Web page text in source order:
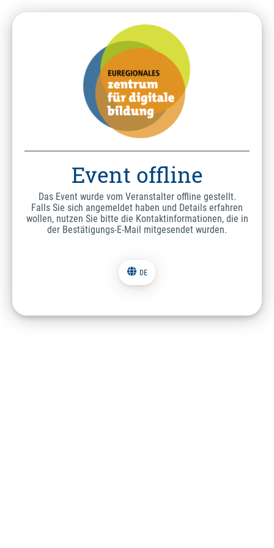
Event offline
Das Event wurde vom Veranstalter offline gestellt.
Falls Sie sich angemeldet haben und Details erfahren
wollen, nutzen Sie bitte die Kontaktinformationen, die in
der Bestätigungs-E-Mail mitgesendet wurden.
DE